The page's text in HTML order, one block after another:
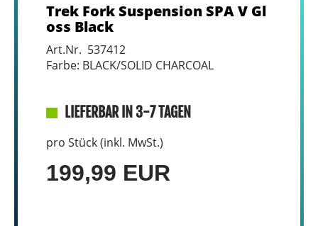
Trek Fork Suspension SPA V Gl
oss Black
Art.Nr. 537412
Farbe: BLACK/SOLID CHARCOAL
LIEFERBAR IN 3-7 TAGEN
pro Stück (inkl. MwSt.)
199,99 EUR